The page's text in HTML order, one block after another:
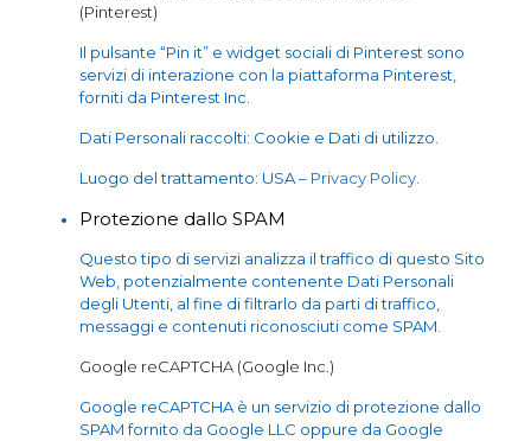
(Pinterest)
Il pulsante “Pin it” e widget sociali di Pinterest sono
servizi di interazione con la piattaforma Pinterest,
forniti da Pinterest Inc.
Dati Personali raccolti: Cookie e Dati di utilizzo.
Luogo del trattamento: USA – Privacy Policy.
Protezione dallo SPAM
Questo tipo di servizi analizza il traffico di questo Sito
Web, potenzialmente contenente Dati Personali
degli Utenti, al fine di filtrarlo da parti di traffico,
messaggi e contenuti riconosciuti come SPAM.
Google reCAPTCHA (Google Inc.)
Google reCAPTCHA è un servizio di protezione dallo
SPAM fornito da Google LLC oppure da Google